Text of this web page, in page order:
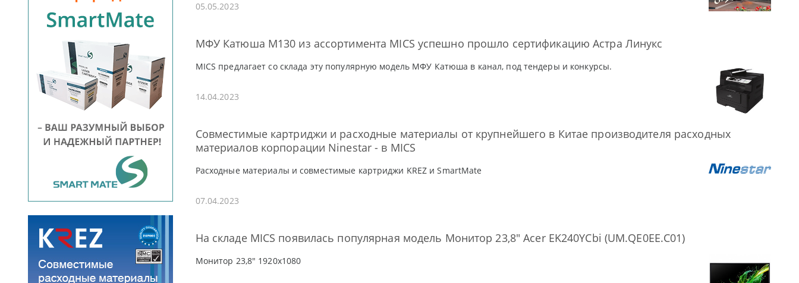
05.05.2023
МФУ Катюша М130 из ассортимента MICS успешно прошло сертификацию Астра Линукс
MICS предлагает со склада эту популярную модель МФУ Катюша в канал, под тендеры и конкурсы.
14.04.2023
Совместимые картриджи и расходные материалы от крупнейшего в Китае производителя расходных
материалов корпорации Ninestar - в MICS
Расходные материалы и совместимые картриджи KREZ и SmartMate
07.04.2023
На складе MICS появилась популярная модель Монитор 23,8" Acer EK240YCbi (UM.QE0EE.C01)
Монитор 23,8" 1920x1080